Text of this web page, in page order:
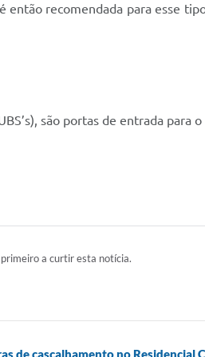
então recomendada para esse
são portas de entrada para
primeiro a curtir esta notícia.
de cascalhamento no Residencial